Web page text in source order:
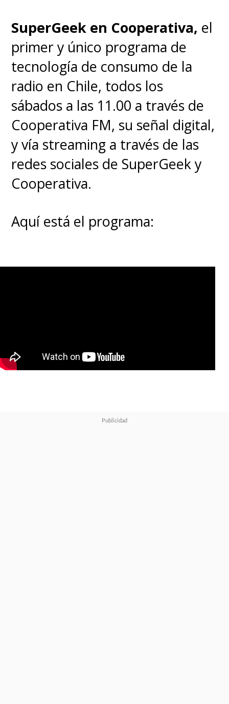
SuperGeek en Cooperativa, el
primer y único programa de
tecnología de consumo de la
radio en Chile, todos los
sábados a las 11.00 a través de
Cooperativa FM, su señal digital,
y vía streaming a través de las
redes sociales de SuperGeek y
Cooperativa.
Aquí está el programa: